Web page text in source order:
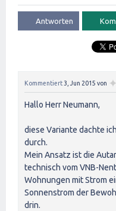
Kommentiert 3, Jun 2015 von ✦
Hallo Herr Neumann,
diese Variante dachte
durch.
Mein Ansatz ist die
technisch vom VNB-
Wohnungen mit Strom
Sonnenstrom der
drin.